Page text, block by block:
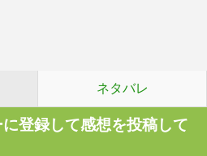
ネタバレ
登録して感想を投稿して